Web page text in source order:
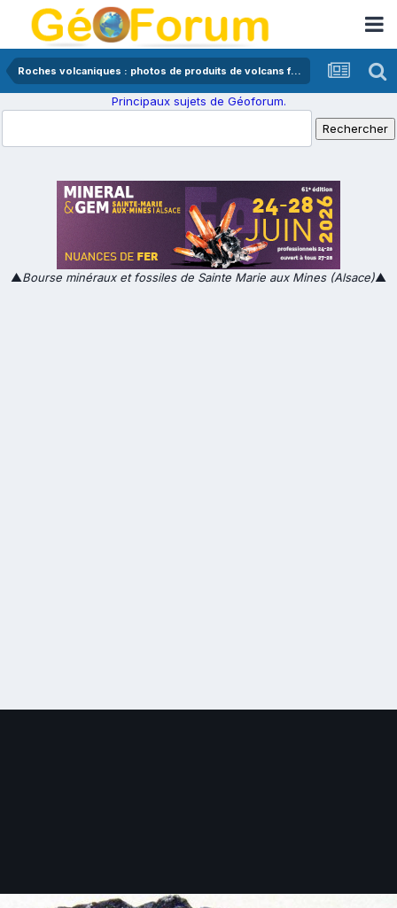
Roches volcaniques : photos de produits de volcans français
Principaux sujets de Géoforum.
▲Bourse minéraux et fossiles de Sainte Marie aux Mines (Alsace)▲